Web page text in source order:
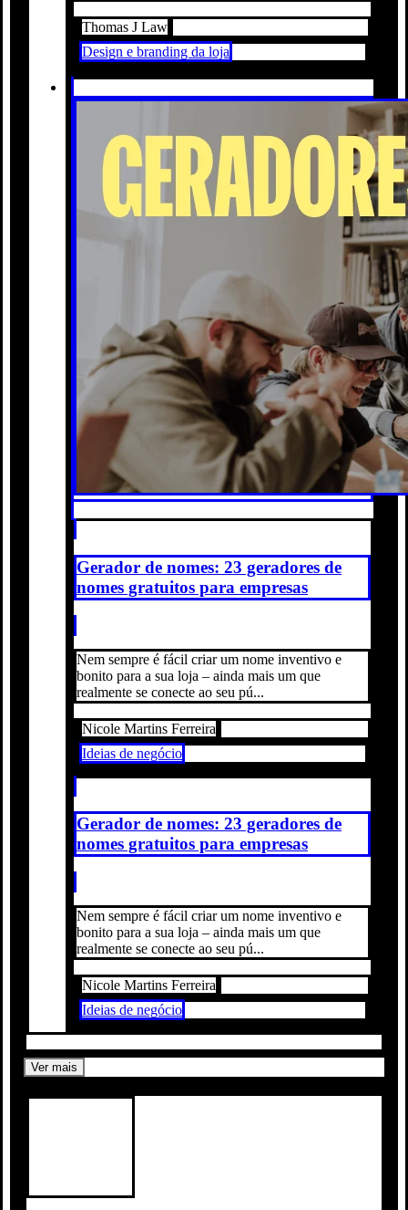
Thomas J Law
Design e branding da loja
Gerador de nomes: 23 geradores de
nomes gratuitos para empresas
Nem sempre é fácil criar um nome inventivo e
bonito para a sua loja – ainda mais um que
realmente se conecte ao seu pú...
Nicole Martins Ferreira
Ideias de negócio
Gerador de nomes: 23 geradores de
nomes gratuitos para empresas
Nem sempre é fácil criar um nome inventivo e
bonito para a sua loja – ainda mais um que
realmente se conecte ao seu pú...
Nicole Martins Ferreira
Ideias de negócio
Ver mais